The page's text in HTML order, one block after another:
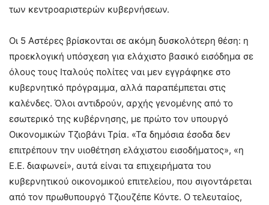
των κεντροαριστερών κυβερνήσεων.
Οι 5 Αστέρες βρίσκονται σε ακόμη δυσκολότερη θέση: η
προεκλογική υπόσχεση για ελάχιστο βασικό εισόδημα σε
όλους τους Ιταλούς πολίτες ναι μεν εγγράφηκε στο
κυβερνητικό πρόγραμμα, αλλά παραπέμπεται στις
καλένδες. Όλοι αντιδρούν, αρχής γενομένης από το
εσωτερικό της κυβέρνησης, με πρώτο τον υπουργό
Οικονομικών Τζιοβάνι Τρία. «Τα δημόσια έσοδα δεν
επιτρέπουν την υιοθέτηση ελάχιστου εισοδήματος», «η
Ε.Ε. διαφωνεί», αυτά είναι τα επιχειρήματα του
κυβερνητικού οικονομικού επιτελείου, που σιγοντάρεται
από τον πρωθυπουργό Τζιουζέπε Κόντε. Ο τελευταίος,